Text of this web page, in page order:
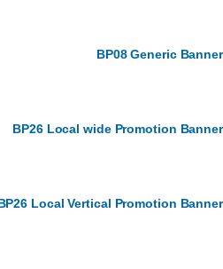
BP08 Generic
BP26 Local wide Promotion
BP26 Local Vertical Promotion